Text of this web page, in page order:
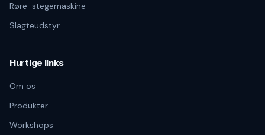
Røre-stegemaskine
Slagteudstyr
Hurtige links
Om os
Produkter
Workshops